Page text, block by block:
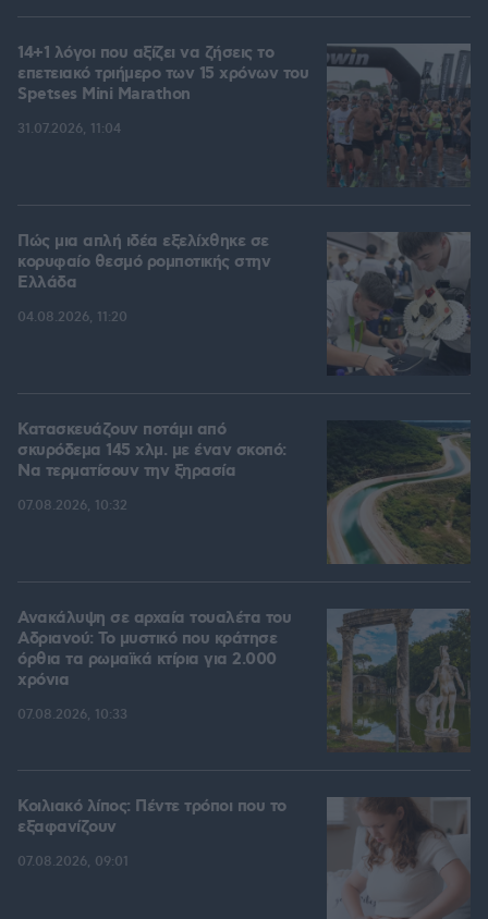
14+1 λόγοι που αξίζει να ζήσεις το
επετειακό τριήμερο των 15 χρόνων του
Spetses Mini Marathon
31.07.2026, 11:04
Πώς μια απλή ιδέα εξελίχθηκε σε
κορυφαίο θεσμό ρομποτικής στην
Ελλάδα
04.08.2026, 11:20
Κατασκευάζουν ποτάμι από
σκυρόδεμα 145 χλμ. με έναν σκοπό:
Να τερματίσουν την ξηρασία
07.08.2026, 10:32
Ανακάλυψη σε αρχαία τουαλέτα του
Αδριανού: Το μυστικό που κράτησε
όρθια τα ρωμαϊκά κτίρια για 2.000
χρόνια
07.08.2026, 10:33
Κοιλιακό λίπος: Πέντε τρόποι που το
εξαφανίζουν
07.08.2026, 09:01